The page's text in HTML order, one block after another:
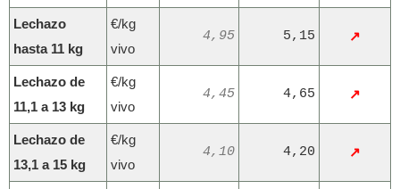
Lechazo
hasta 11 kg
€/kg
vivo
4,95 5,15 ↗
Lechazo de
11,1 a 13 kg
€/kg
vivo
4,45 4,65 ↗
Lechazo de
13,1 a 15 kg
€/kg
vivo
4,10 4,20 ↗